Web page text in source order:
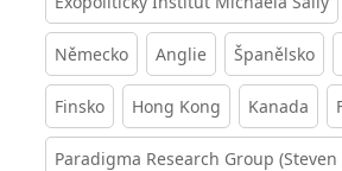
Německo Anglie Španělsko
Finsko Hong Kong Kanada
Paradigma Research Group (Steven